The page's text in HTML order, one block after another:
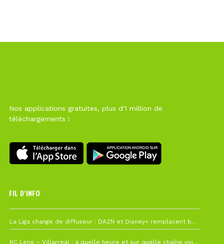
Nos applications gratuites, plus d'1 million de
téléchargements !
FIL D’INFO
La Liga change de diffuseur : DAZN et Disney+ remplacent beIN Sports !
RC Lens – Villarreal : à quelle heure et sur quelle chaîne voir la finale de la Como Cup ?